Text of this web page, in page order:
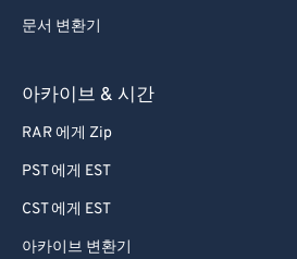
문서 변환기
아카이브 & 시간
RAR 에게 Zip
PST 에게 EST
CST 에게 EST
아카이브 변환기